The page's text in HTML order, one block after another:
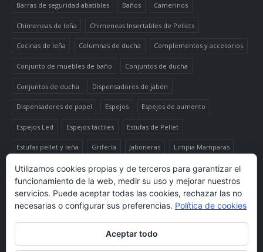
Barras de seguridad abatibles Baños Camerinos
Chimeneas de leña Chimeneas Insertables de Pellets
Cocinas de leña Columnas de ducha Complementos y accesorios
Conjunto de muebles de baño Conjuntos de ducha
Conjuntos de ducha Dispensadores de jabón
Dispensadores de papel Espejos Espejos de aumento
Espejos Led Espejos táctiles Estufas de Pellet
Estufas pellet y leña Grifería Jaboneras Limpia Mamparas
Luminaria Mueble auxiliar alto Muebles de baño Papeleras
Termo-productos de leña TermoChimeneas de Pellets
TermoEstufas de Pellets Toalleros eléctricos secatoallas
Utilizamos cookies propias y de terceros para garantizar el
funcionamiento de la web, medir su uso y mejorar nuestros
servicios. Puede aceptar todas las cookies, rechazar las no
necesarias o configurar sus preferencias. Política de cookies
Aceptar todo